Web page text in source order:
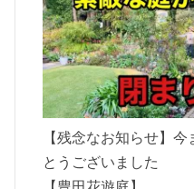
【残念なお知らせ】
とうございました 【